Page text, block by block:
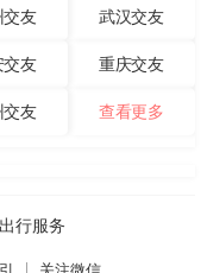
交友 武汉交友
交友 重庆交友
交友 查看更多
行服务